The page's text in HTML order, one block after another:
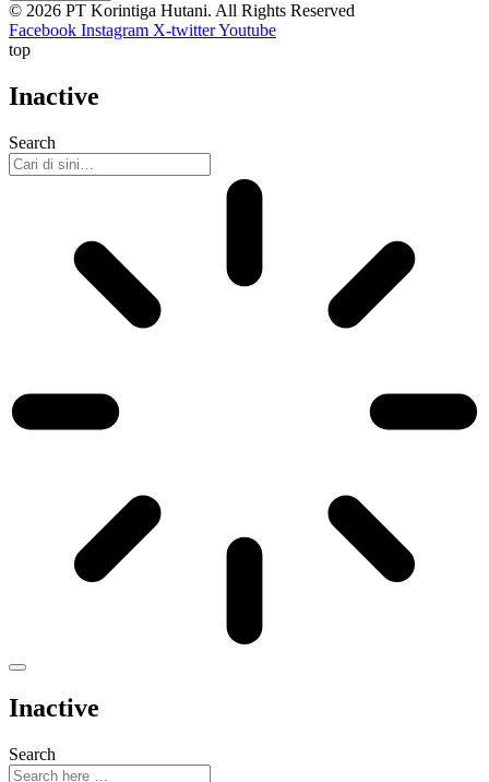
© 2026 PT Korintiga Hutani. All Rights Reserved
Facebook Instagram X-twitterYoutube
top
Inactive
Search
Inactive
Search